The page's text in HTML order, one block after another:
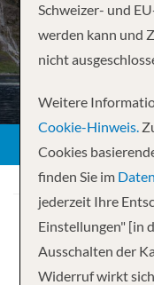
Schweizer- und
werden kann und
nicht
Weitere
Cookie-Hinweis.
Cookies
finden Sie im
jederzeit Ihre
Einstellungen" [in
Ausschalten der
Widerruf wirkt